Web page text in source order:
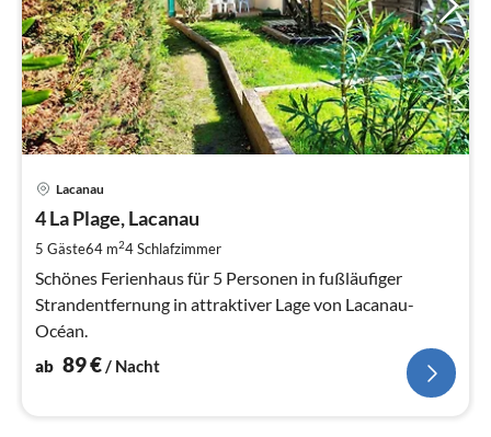
Lacanau
4 La Plage, Lacanau
5 Gäste64 m24Schlafzimmer
Schönes Ferienhaus für 5 Personen in fußläufiger
Strandentfernung in attraktiver Lage von Lacanau-
Océan.
ab 89€/ Nacht